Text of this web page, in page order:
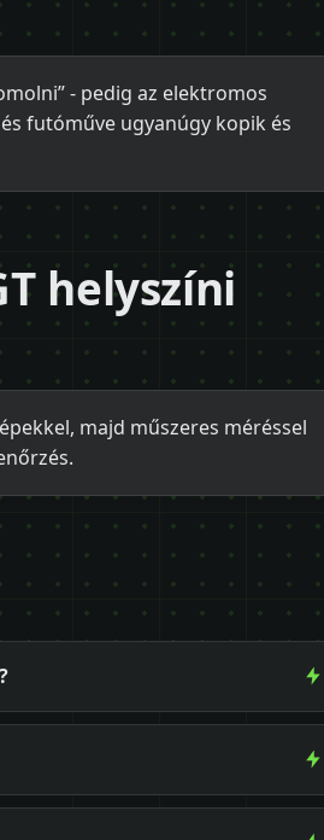
- pedig az elektromos
futóműve ugyanúgy kopik és
helyszíni
majd műszeres méréssel